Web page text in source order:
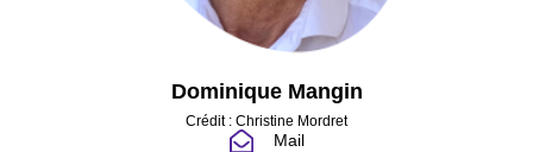
Dominique Mangin
Crédit : Christine Mordret
Mail